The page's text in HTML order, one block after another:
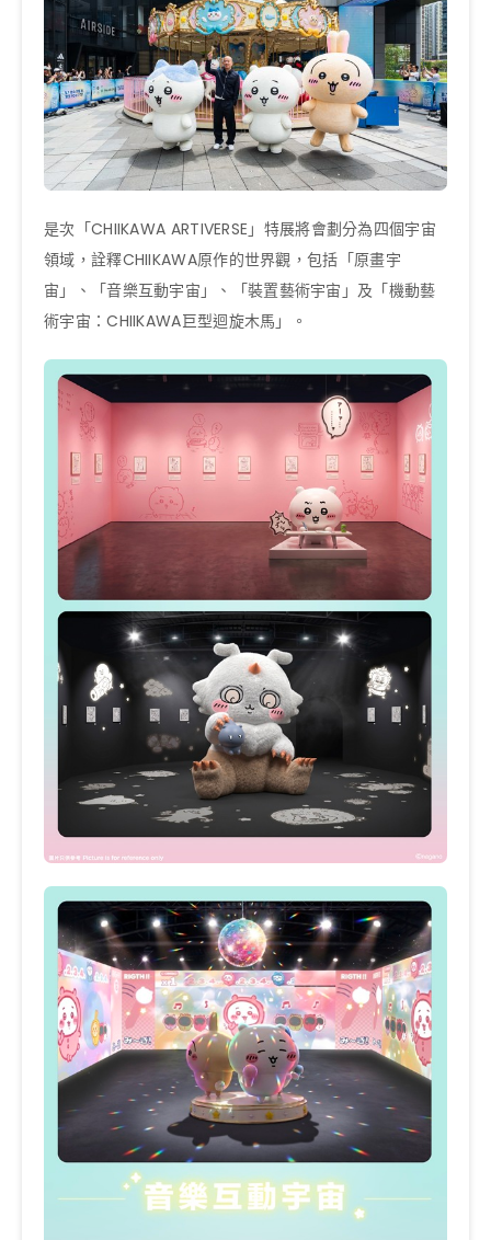
是次「CHIIKAWA ARTIVERSE」特展將會劃分為四個宇宙
領域，詮釋CHIIKAWA原作的世界觀，包括「原畫宇
宙」、「音樂互動宇宙」、「裝置藝術宇宙」及「機動藝
術宇宙：CHIIKAWA巨型迴旋木馬」。